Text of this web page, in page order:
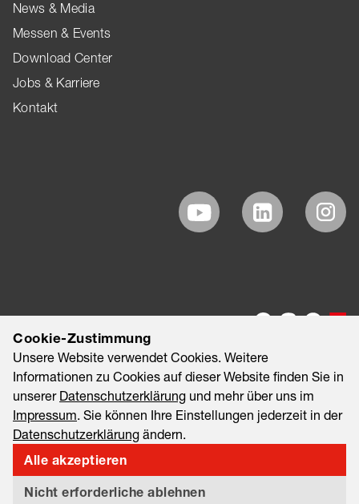
News & Media
Messen & Events
Download Center
Jobs & Karriere
Kontakt
©2026 EAO AG
Impressum
Datenschutzerklärung
Informationssicherheit & Datenschutz
Export and Sanctions Compliance
Cookie-Zustimmung
Unsere Website verwendet Cookies. Weitere
Informationen zu Cookies auf dieser Website finden Sie in
unserer Datenschutzerklärung und mehr über uns im
Impressum. Sie können Ihre Einstellungen jederzeit in der
Datenschutzerklärung ändern.
Alle akzeptieren
Nicht erforderliche ablehnen